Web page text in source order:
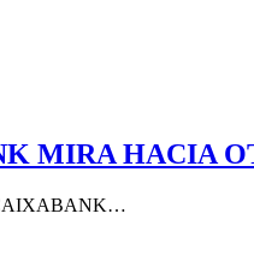
MIRA HACIA